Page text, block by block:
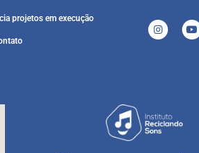
projetos em execução